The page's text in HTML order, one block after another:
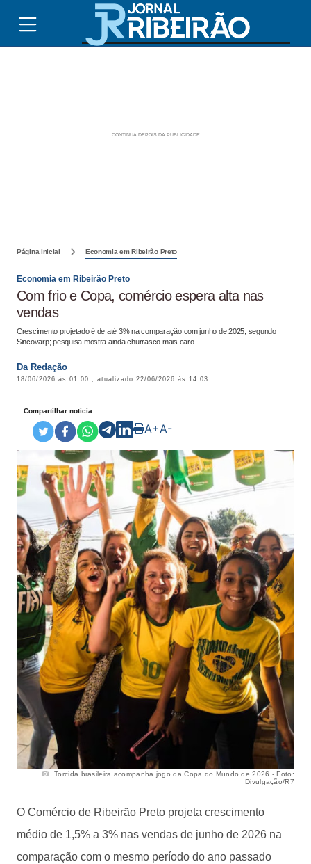
Página inicial Economia em Ribeirão Preto
Economia em Ribeirão Preto
Com frio e Copa, comércio espera alta nas
vendas
Crescimento projetado é de até 3% na comparação com junho de 2025, segundo
Sincovarp; pesquisa mostra ainda churrasco mais caro
Da Redação
18/06/2026 às 01:00 , atualizado 22/06/2026 às 14:03
Compartilhar notícia
A+A-
Torcida brasileira acompanha jogo da Copa do Mundo de 2026 - Foto:
Divulgação/R7
O Comércio de Ribeirão Preto projeta crescimento
médio de 1,5% a 3% nas vendas de junho de 2026 na
comparação com o mesmo período do ano passado